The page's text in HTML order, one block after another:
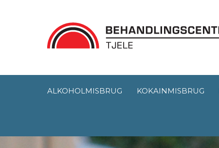
ALKOHOLMISBRUG KOKAINMISBRUG